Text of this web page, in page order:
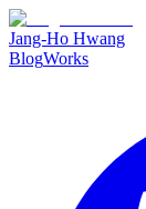
Jang-Ho Hwang
BlogWorks